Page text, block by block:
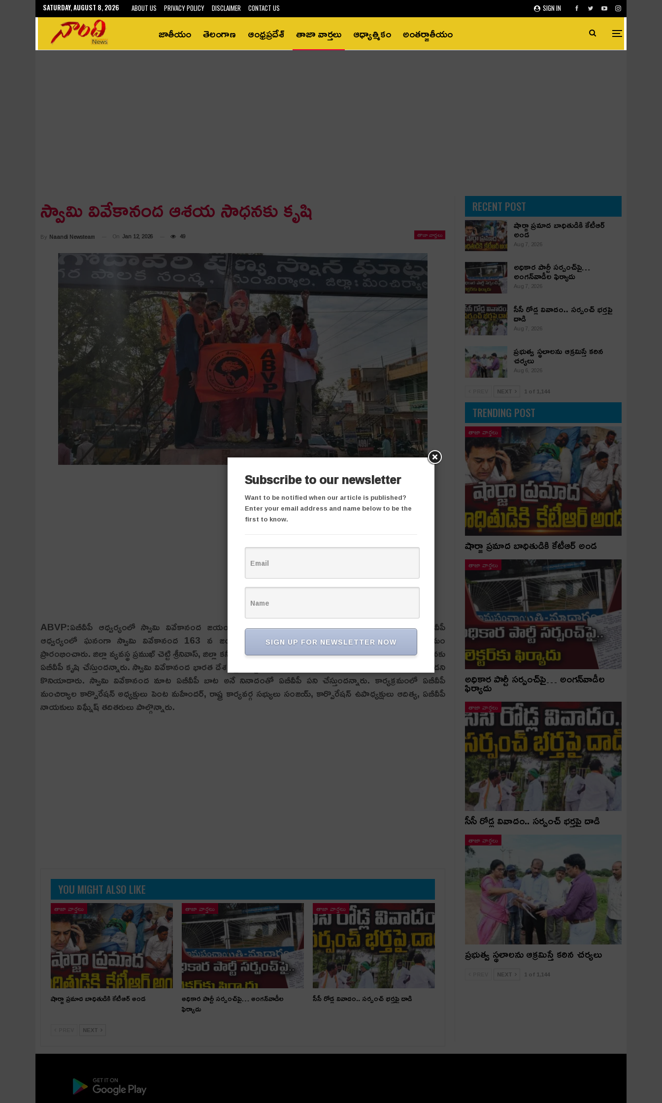
SIGN IN
SATURDAY, AUGUST 8, 2026 ABOUT US PRIVACY POLICY DISCLAIMER CONTACT US
జాతీయం తెలంగాణ ఆంధ్రప్రదేశ్‌ తాజా వార్తలు ఆధ్యాత్మికం అంతర్జాతీయం
స్వామి వివేకానంద ఆశయ సాధనకు కృషి
తాజా వార్తలు
By Naandi Newsteam On Jan 12, 2026 49
ABVP:ఏబీవీపీ ఆధ్వ‌ర్యంలో స్వామి వివేకానంద జయంతి కార్యక్రమం ఘ‌నంగా నిర్వ‌హించారు. ఈ సంద‌ర్భంగా ఏబీవీపీ
ఆధ్వర్యంలో ఘనంగా స్వామి వివేకానంద 163 వ జయంతి స్వామి వివేకానంద విగ్రహానికి పూలమాల వేసి కార్య‌క్ర‌మం
ప్రారంభించారు. జిల్లా వ్యవస్థ ప్రముఖ్ చెట్టి శ్రీనివాస్, జిల్లా కన్వీనర్ లావుడ్య అనిల్ మాట్లాడుతూ స్వామి వివేకానంద ఆశయ సాధనకు
ఏబీవీపీ కృషి చేస్తుందన్నారు. స్వామి వివేకానంద భారత దేశ కీర్తి ప్రతిష్టలను ప్రపంచ దేశాలకు చాటి చెప్పిన గొప్ప మహానుభావుడని
కొనియాడారు. స్వామి వివేకానంద మాట ఏబీవీపీ బాట అనే నినాదంతో ఏబీవీపీ పని చేస్తుందన్నారు. కార్యక్రమంలో ఏబీవీపీ
మంచిర్యాల కార్పొరేషన్ అధ్యక్షులు పెంట మహేందర్, రాష్ట్ర కార్యవర్గ సభ్యులు సంజయ్, కార్పొరేషన్ ఉపాధ్యక్షులు ఆదిత్య, ఏబీవీపీ
నాయకులు విఘ్నేష్ త‌దిత‌రులు పాల్గొన్నారు.
YOU MIGHT ALSO LIKE
తాజా వార్తలు
షార్జా ప్రమాద బాధితుడికి కేటీఆర్ అండ
తాజా వార్తలు
అధికార పార్టీ స‌ర్పంచ్‌పై… అంగ‌న్‌వాడీల
ఫిర్యాదు
తాజా వార్తలు
సీసీ రోడ్ల వివాదం.. స‌ర్పంచ్ భ‌ర్త‌పై దాడి
NEXT
RECENT POST
షార్జా ప్రమాద బాధితుడికి కేటీఆర్
అండ
Aug 7, 2026
అధికార పార్టీ స‌ర్పంచ్‌పై…
అంగ‌న్‌వాడీల ఫిర్యాదు
Aug 7, 2026
సీసీ రోడ్ల వివాదం.. స‌ర్పంచ్ భ‌ర్త‌పై
దాడి
Aug 7, 2026
ప్రభుత్వ స్థలాలను ఆక్రమిస్తే కఠిన
చర్యలు
Aug 6, 2026
NEXT 1 of 1,144
TRENDING POST
తాజా వార్తలు
షార్జా ప్రమాద బాధితుడికి కేటీఆర్ అండ
తాజా వార్తలు
అధికార పార్టీ స‌ర్పంచ్‌పై… అంగ‌న్‌వాడీల
ఫిర్యాదు
తాజా వార్తలు
సీసీ రోడ్ల వివాదం.. స‌ర్పంచ్ భ‌ర్త‌పై దాడి
తాజా వార్తలు
ప్రభుత్వ స్థలాలను ఆక్రమిస్తే కఠిన చర్యలు
NEXT 1 of 1,144
Subscribe to our newsletter
Want to be notified when our article is published?
Enter your email address and name below to be the
first to know.
SIGN UP FOR NEWSLETTER NOW